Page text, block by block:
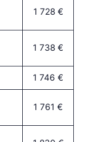
1 728 €
1 738 €
1 746 €
1 761 €